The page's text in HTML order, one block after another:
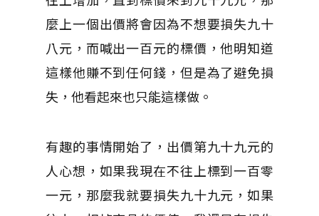
麼上一個出價將會因為不想要損失九十
八元，而喊出一百元的標價，他明知道
這樣他賺不到任何錢，但是為了避免損
失，他看起來也只能這樣做。
有趣的事情開始了，出價第九十九元的
人心想，如果我現在不往上標到一百零
一元，那麼我就要損失九十九元，如果